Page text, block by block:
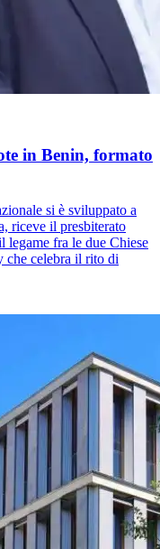
in Benin, formato
si è sviluppato a
riceve il presbiterato
legame fra le due Chiese
che celebra il rito di